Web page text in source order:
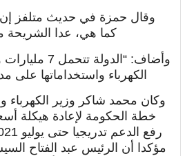
وقال حمزة في حديث متلفز إن
كما هي، عدا الشريحة من صفر
الكهرباء واستخداماتها على مدر الـ5 سنوات
وكان محمد شاكر وزير الكهرباء
خطة الحكومة لإعادة هيكلة
مؤكدا أن الرئيس عبد الفتاح